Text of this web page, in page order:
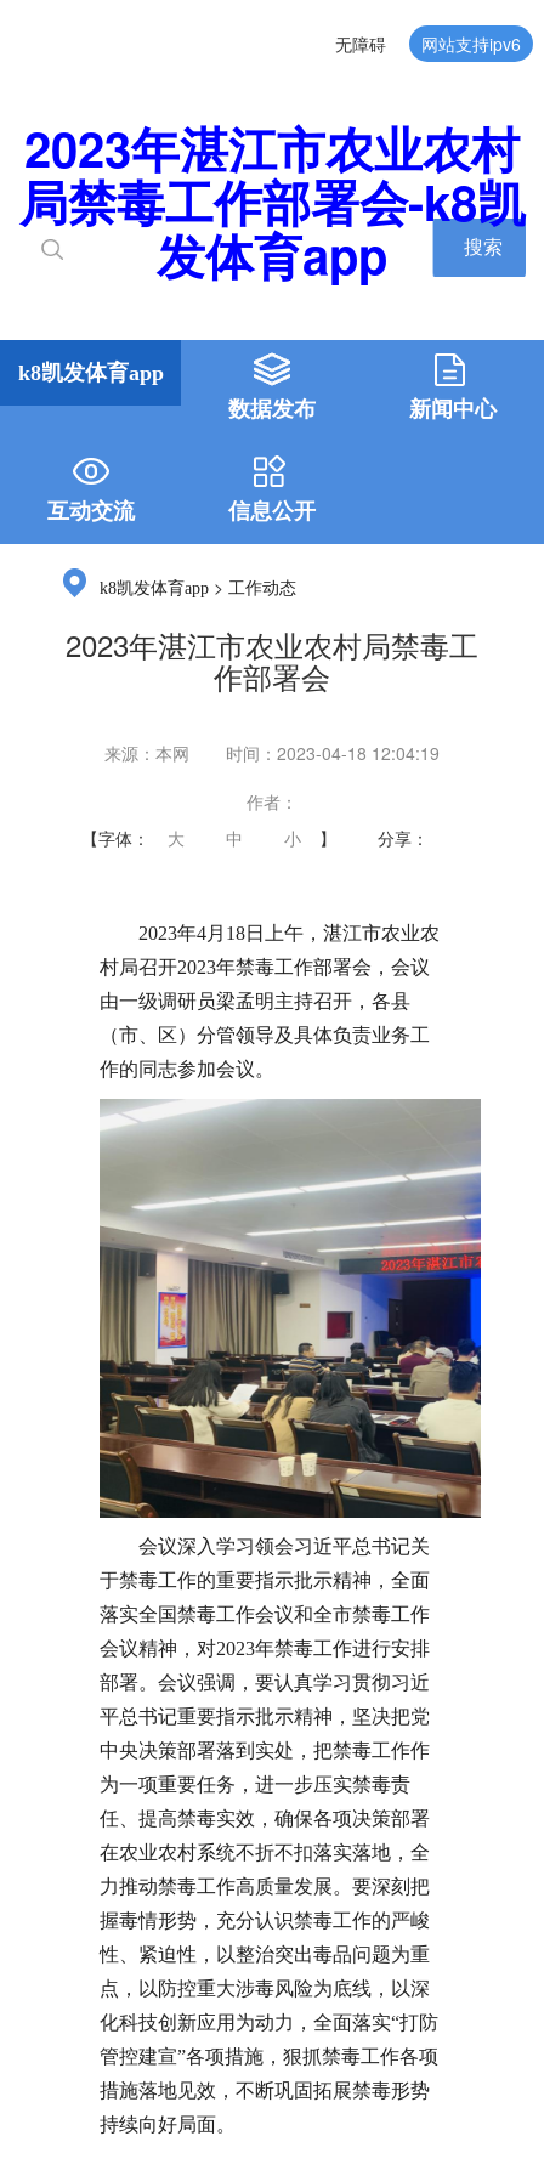
无障碍 网站支持ipv6
2023年湛江市农业农村
局禁毒工作部署会-k8凯
发体育app 搜索
k8凯发体育app
数据发布
新闻中心
互动交流 信息公开
k8凯发体育app >工作动态
2023年湛江市农业农村局禁毒工
作部署会
来源：本网
时间：2023-04-18 12:04:19
作者：
【字体：
大 中 小 】 分享：
2023年4月18日上午，湛江市农业农
村局召开2023年禁毒工作部署会，会议
由一级调研员梁孟明主持召开，各县
（市、区）分管领导及具体负责业务工
作的同志参加会议。
会议深入学习领会习近平总书记关
于禁毒工作的重要指示批示精神，全面
落实全国禁毒工作会议和全市禁毒工作
会议精神，对2023年禁毒工作进行安排
部署。会议强调，要认真学习贯彻习近
平总书记重要指示批示精神，坚决把党
中央决策部署落到实处，把禁毒工作作
为一项重要任务，进一步压实禁毒责
任、提高禁毒实效，确保各项决策部署
在农业农村系统不折不扣落实落地，全
力推动禁毒工作高质量发展。要深刻把
握毒情形势，充分认识禁毒工作的严峻
性、紧迫性，以整治突出毒品问题为重
点，以防控重大涉毒风险为底线，以深
化科技创新应用为动力，全面落实“打防
管控建宣”各项措施，狠抓禁毒工作各项
措施落地见效，不断巩固拓展禁毒形势
持续向好局面。